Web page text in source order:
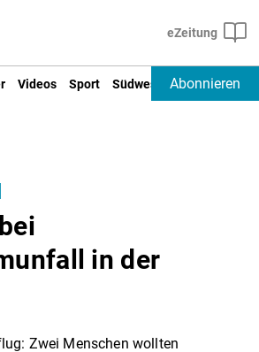
Videos Sport Südwest Deutschland
Abonnieren
in der
Zwei Menschen wollten